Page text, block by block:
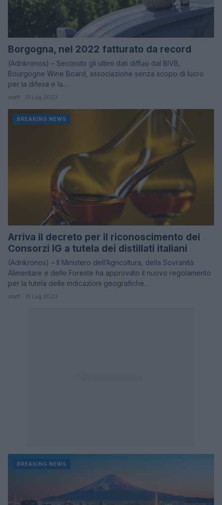
Borgogna, nel 2022 fatturato da record
(Adnkronos) – Secondo gli ultimi dati diffusi dal BIVB,
Bourgogne Wine Board, associazione senza scopo di lucro
per la difesa e la…
staff · 31 Lug 2023
BREAKING NEWS
Arriva il decreto per il riconoscimento dei
Consorzi IG a tutela dei distillati italiani
(Adnkronos) – Il Ministero dell’Agricoltura, della Sovranità
Alimentare e delle Foreste ha approvato il nuovo regolamento
per la tutela delle indicazioni geografiche…
staff · 31 Lug 2023
BREAKING NEWS